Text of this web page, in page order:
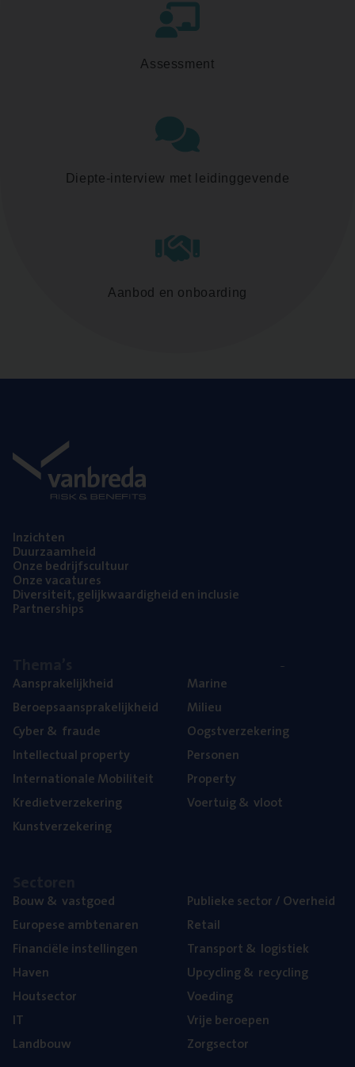
Assessment
Diepte-interview met leidinggevende
Aanbod en onboarding
Inzich­ten
Duur­zaam­heid
Onze bedrijfs­cul­tuur
Onze vaca­tu­res
Diver­si­teit, gelijk­waar­dig­heid en inclusie
Part­ner­ships
Aan­spra­ke­lijk­heid
Beroeps­aan­spra­ke­lijk­heid
Cyber& fraude
Intel­lec­tu­al property
Inter­na­ti­o­na­le Mobiliteit
Kre­diet­ver­ze­ke­ring
Kunst­ver­ze­ke­ring
Mari­ne
Mili­eu
Oogst­ver­ze­ke­ring
Per­so­nen
Pro­per­ty
Voer­tuig& vloot
Bouw& vastgoed
Euro­pe­se ambtenaren
Finan­ci­ë­le instellingen
Haven
Hout­sec­tor
IT
Land­bouw
Publie­ke sec­tor / Overheid
Retail
Trans­port& logistiek
Upcy­cling& recycling
Voe­ding
Vrije beroe­pen
Zorg­sec­tor